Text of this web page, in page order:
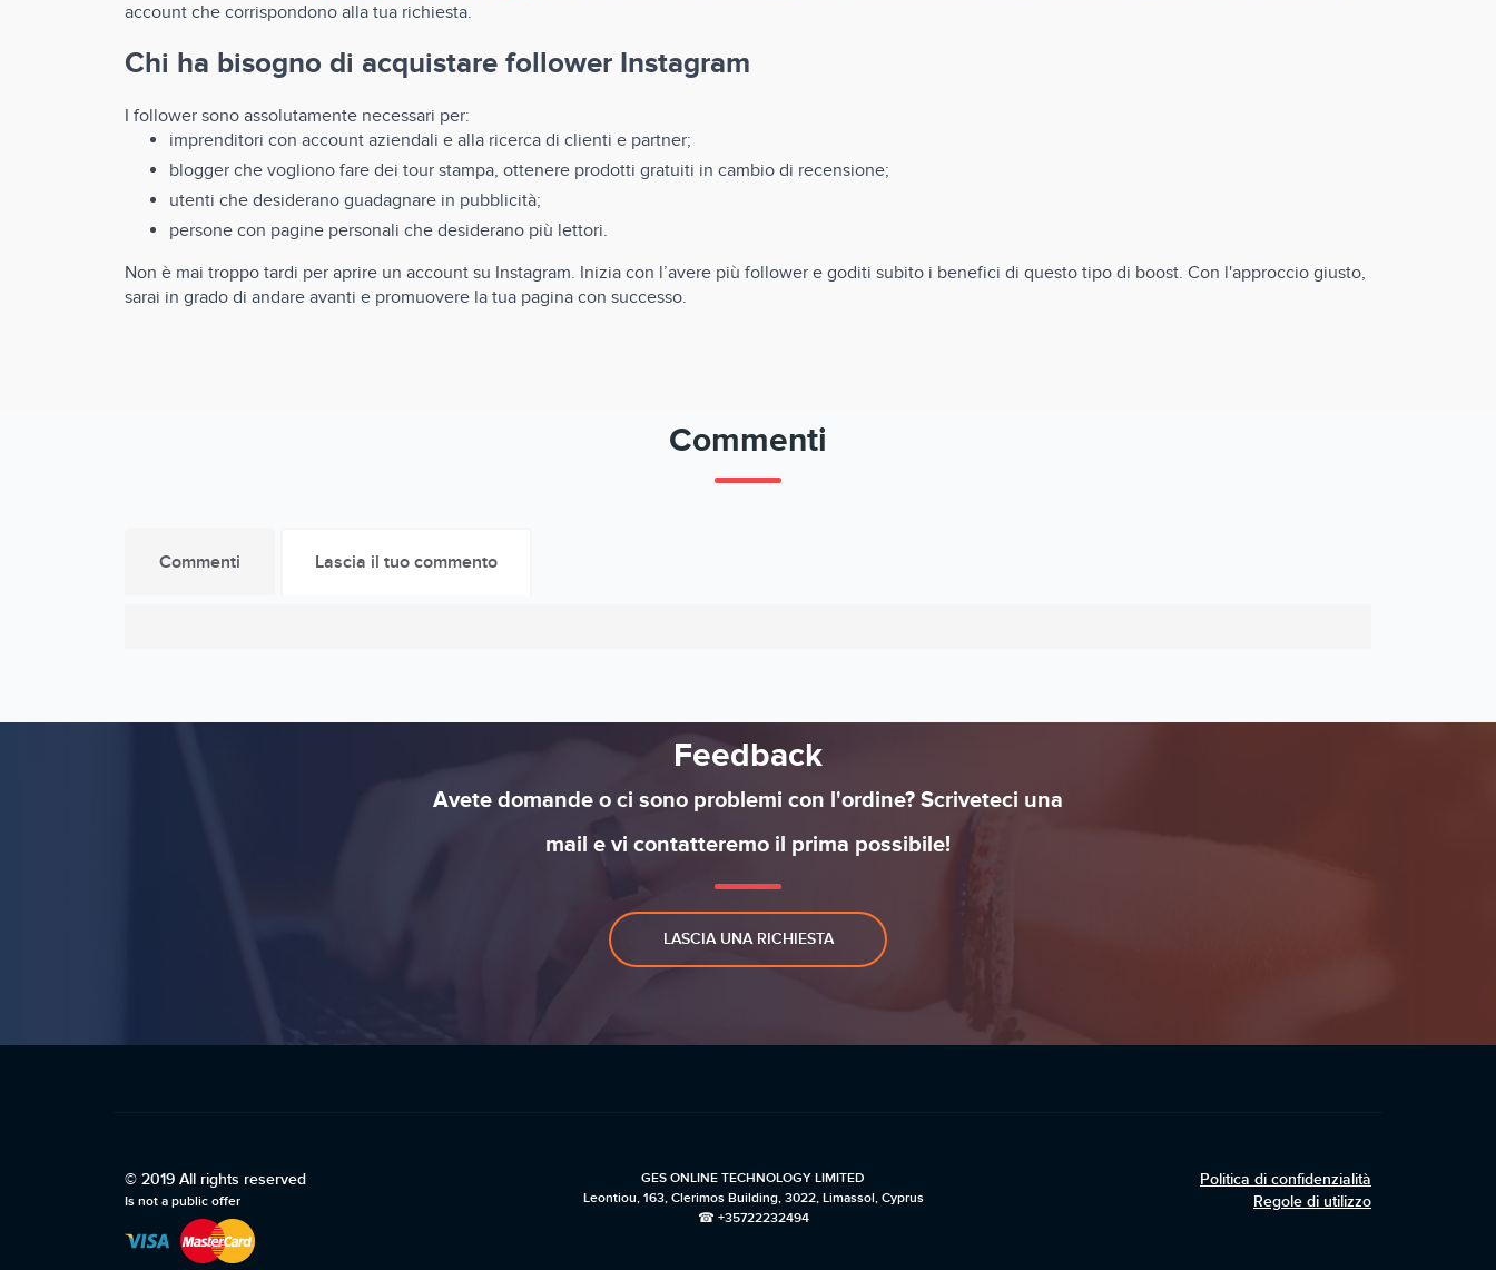
account che corrispondono alla tua richiesta.
Chi ha bisogno di acquistare follower Instagram
I follower sono assolutamente necessari per:
imprenditori con account aziendali e alla ricerca di clienti e partner;
blogger che vogliono fare dei tour stampa, ottenere prodotti gratuiti in cambio di recensione;
utenti che desiderano guadagnare in pubblicità;
persone con pagine personali che desiderano più lettori.
Non è mai troppo tardi per aprire un account su Instagram. Inizia con l’avere più follower e goditi subito i benefici di questo tipo di boost. Con l'approccio giusto,
sarai in grado di andare avanti e promuovere la tua pagina con successo.
Commenti
Commenti Lascia il tuo commento
Feedback
Avete domande o ci sono problemi con l'ordine? Scriveteci una
mail e vi contatteremo il prima possibile!
LASCIA UNA RICHIESTA
© 2019 All rights reserved
Is not a public offer
GES ONLINE TECHNOLOGY LIMITED
Leontiou, 163, Clerimos Building, 3022, Limassol, Cyprus
☎ +35722232494
Politica di confidenzialità
Regole di utilizzo